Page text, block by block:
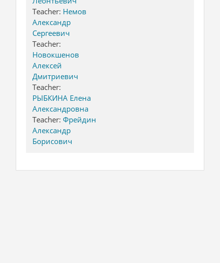
Teacher: Немов
Александр
Сергеевич
Teacher:
Новокшенов
Алексей
Дмитриевич
Teacher:
РЫБКИНА Елена
Александровна
Teacher: Фрейдин
Александр
Борисович